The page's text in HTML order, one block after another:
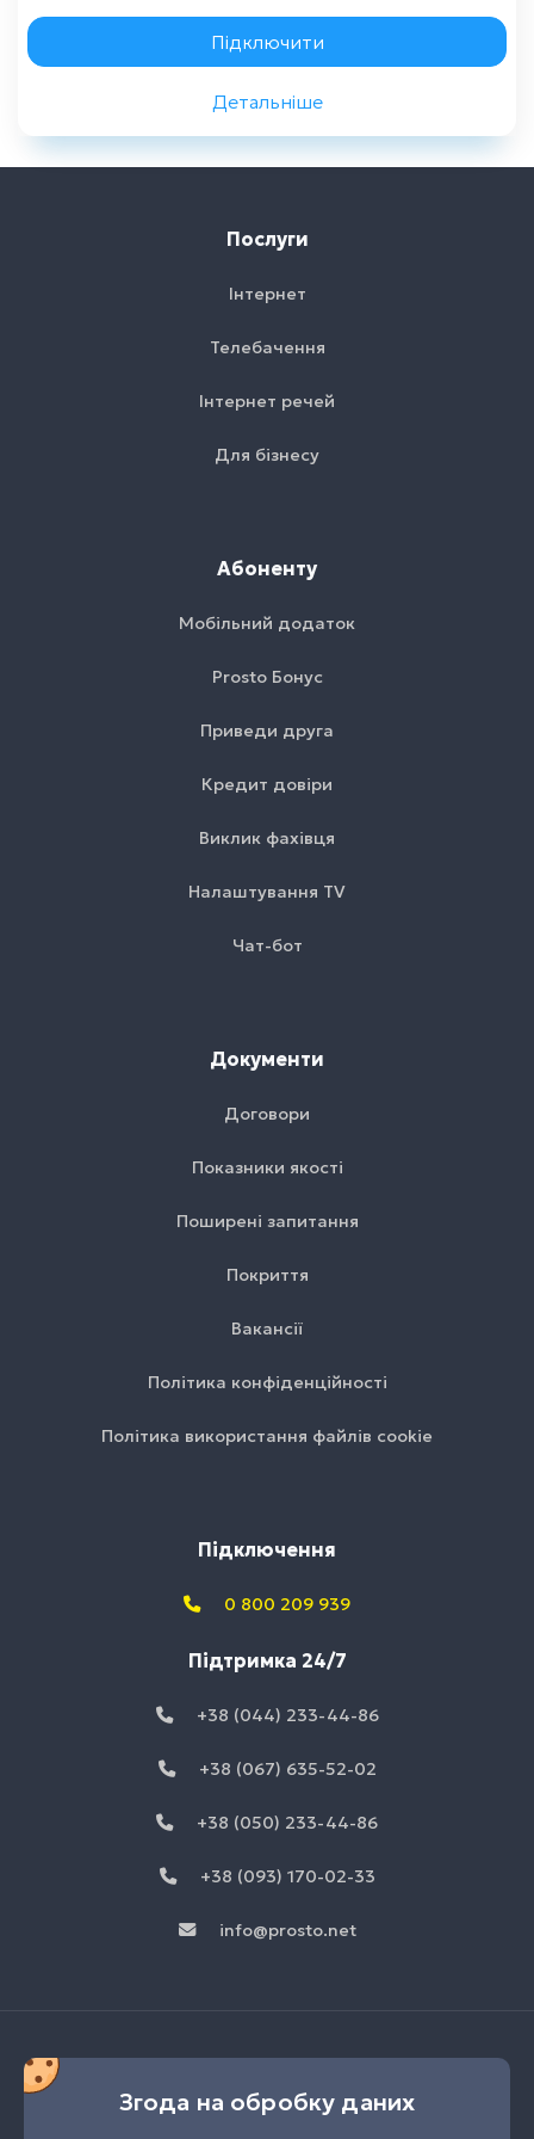
Підключити
Детальніше
Замовити консультацію
Назад
Послуги
Інтернет
Телебачення
Інтернет речей
Для бізнесу
Абоненту
Мобільний додаток
Prosto Бонус
Приведи друга
Кредит довіри
Виклик фахівця
Налаштування TV
Чат-бот
Документи
Договори
Показники якості
Поширені запитання
Покриття
Вакансії
Політика конфіденційності
Політика використання файлів cookie
Підключення
0 800 209 939
Підтримка 24/7
+38 (044) 233-44-86
+38 (067) 635-52-02
+38 (050) 233-44-86
+38 (093) 170-02-33
info@prosto.net
Згода на обробку даних